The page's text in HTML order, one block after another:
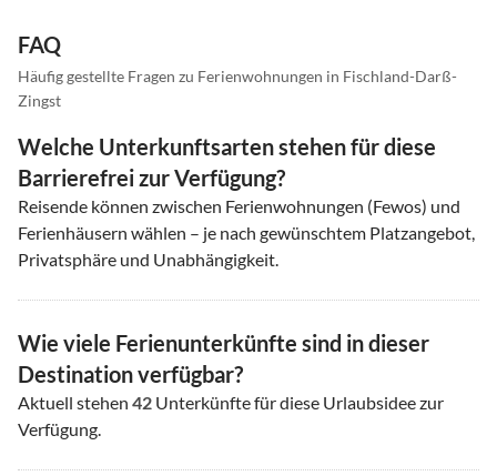
FAQ
Häufig gestellte Fragen zu Ferienwohnungen in Fischland-Darß-
Zingst
Welche Unterkunftsarten stehen für diese
Barrierefrei zur Verfügung?
Reisende können zwischen Ferienwohnungen (Fewos) und
Ferienhäusern wählen – je nach gewünschtem Platzangebot,
Privatsphäre und Unabhängigkeit.
Wie viele Ferienunterkünfte sind in dieser
Destination verfügbar?
Aktuell stehen 42 Unterkünfte für diese Urlaubsidee zur
Verfügung.